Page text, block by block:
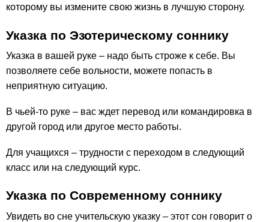
которому вы измените свою жизнь в лучшую сторону.
Указка по Эзотерическому соннику
Указка в вашей руке – надо быть строже к себе. Вы
позволяете себе вольности, можете попасть в
неприятную ситуацию.
В чьей-то руке – вас ждет перевод или командировка в
другой город или другое место работы.
Для учащихся – трудности с переходом в следующий
класс или на следующий курс.
Указка по Современному соннику
Увидеть во сне учительскую указку – этот сон говорит о